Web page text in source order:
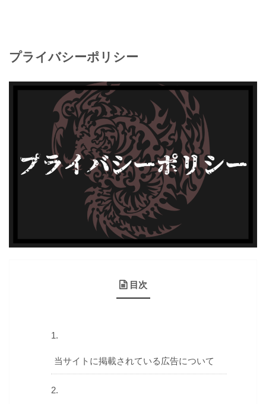
プライバシーポリシー
目次
当サイトに掲載されている広告について